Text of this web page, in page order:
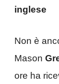
inglese
Non è
Mason
ore ha